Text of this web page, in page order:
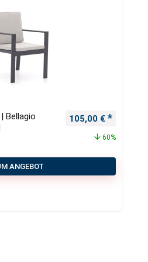
Bellagio
Ursprünglicher
105,00 €
60%
ANGEBOT